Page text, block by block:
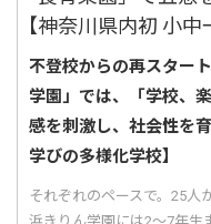
不登校からの再スター
学園」では、「学校、
感を刺激し、社会性を
学びの多様化学校】
それぞれのペースで。25人